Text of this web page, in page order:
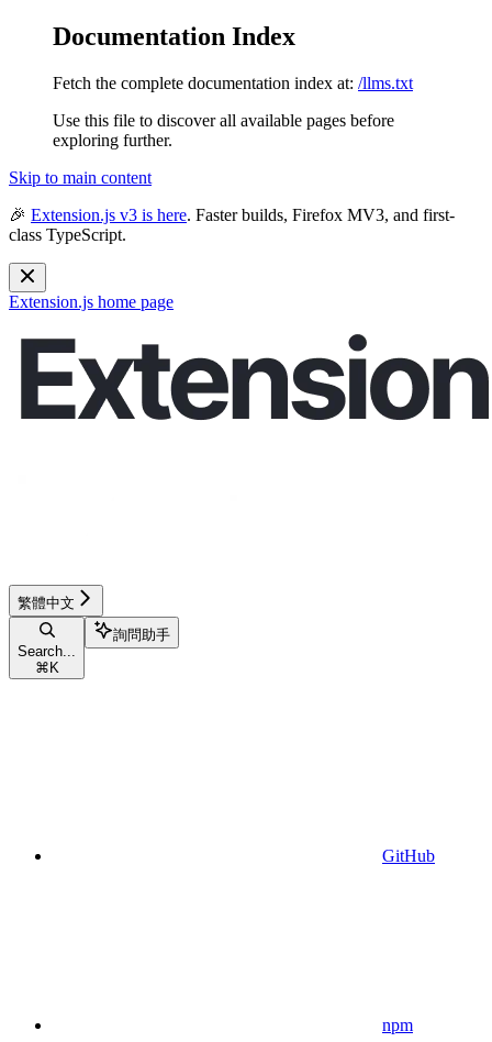
Documentation Index
Fetch the complete documentation index at: /llms.txt
Use this file to discover all available pages before
exploring further.
Skip to main content
🎉 Extension.js v3 is here. Faster builds, Firefox MV3, and first-
class TypeScript.
Extension.js home page
繁體中文
Search...
⌘ K
詢問助手
GitHub
npm